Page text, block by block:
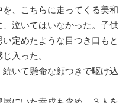
、こちらに走ってくる美和
泣いてはいなかった。子供
定めたような目つき口もと
入った。
いて懸命な顔つきで駆け込